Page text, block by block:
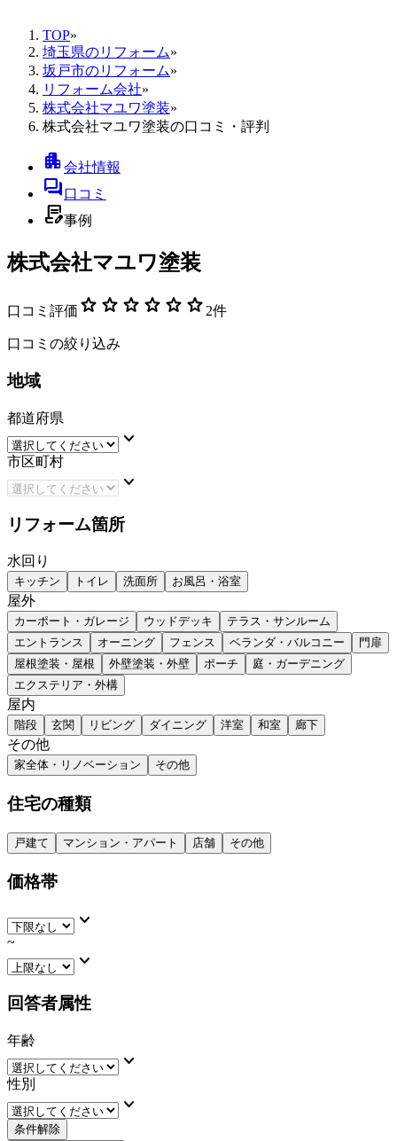
TOP»
埼玉県のリフォーム»
坂戸市のリフォーム»
リフォーム会社»
株式会社マユワ塗装»
株式会社マユワ塗装の口コミ・評判
apartment会社情報
forum口コミ
contract_edit事例
株式会社マユワ塗装
口コミ評価 star star star star star star 2件
口コミの絞り込み
地域
都道府県
keyboard_arrow_down
市区町村
keyboard_arrow_down
リフォーム箇所
水回り
キッチン トイレ 洗面所 お風呂・浴室
屋外
カーポート・ガレージ ウッドデッキ
テラス・サンルーム
エントランス
オーニング フェンス ベランダ・バルコニー
門扉
屋根塗装・屋根
外壁塗装・外壁 ポーチ
庭・ガーデニング
エクステリア・外構
屋内
階段 玄関 リビング ダイニング 洋室 和室 廊下
その他
家全体・リノベーション その他
住宅の種類
戸建て マンション・アパート 店舗 その他
価格帯
keyboard_arrow_down
~
keyboard_arrow_down
回答者属性
年齢
keyboard_arrow_down
性別
keyboard_arrow_down
条件解除